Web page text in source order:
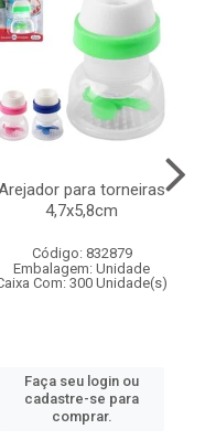
para torneiras
4,7x5,8cm
Código: 832879
Embalagem: Unidade
Com: 300 Unidade(s)
Faça seu login ou
cadastre-se para
comprar.